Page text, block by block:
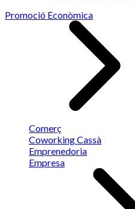
Promoció Econòmica
Comerç
Coworking Cassà
Emprenedoria
Empresa